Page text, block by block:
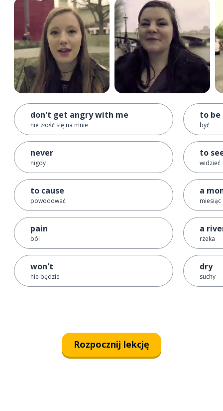
don't get angry with me
nie złość się na mnie
never
nigdy
to cause
powodować
pain
ból
won't
nie będzie
to be
być
to
widzieć
a
miesiąc
a
rzeka
dry
suchy
Rozpocznij lekcję